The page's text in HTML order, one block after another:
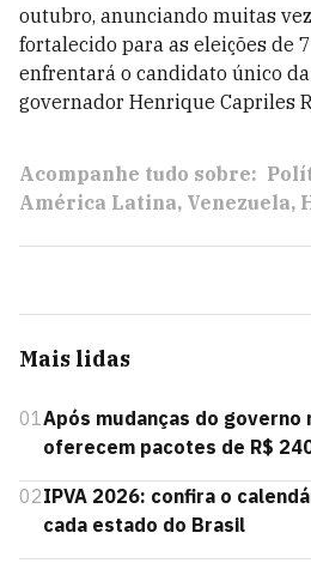
outubro, anunciando muitas
fortalecido para as eleições de
enfrentará o candidato único da
governador Henrique Capriles
Acompanhe tudo sobre:
América Latina Venezuela
Mais lidas
01Após mudanças do governo
oferecem pacotes de R$
02IPVA 2026: confira o
cada estado do Brasil